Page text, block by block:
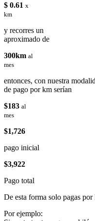
$ 0.61 x
km
y recorres un
aproximado de
300km al
mes
entonces, con nuestra
de pago por km serían
$183 al
mes
$1,726
pago inicial
$3,922
Pago total
De esta forma solo pagas
Por ejemplo: